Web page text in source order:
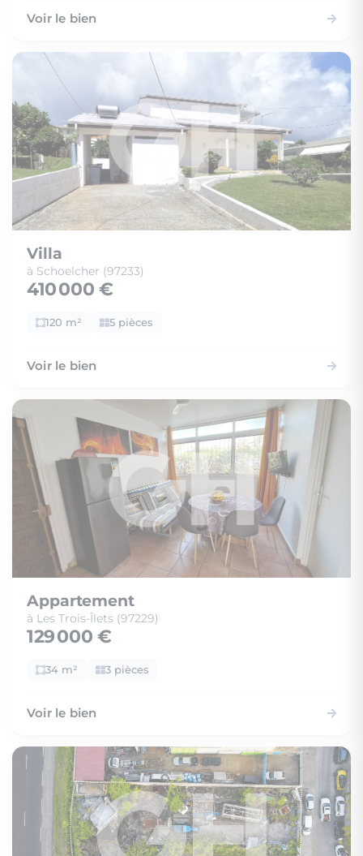
Voir le bien
Villa
à Schoelcher (97233)
410 000 €
120 m² 5 pièces
Voir le bien
Appartement
à Les Trois-Îlets (97229)
129 000 €
34 m² 3 pièces
Voir le bien